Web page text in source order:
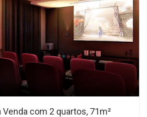
com 2 quartos, 71m²